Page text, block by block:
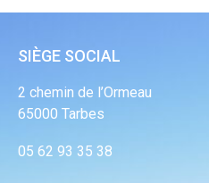
SIÈGE SOCIAL
2 chemin de l’Ormeau
65000 Tarbes
05 62 93 35 38